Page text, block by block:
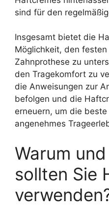
sind für den
Insgesamt bietet die
Möglichkeit, den
Zahnprothese zu
den Tragekomfort zu
die Anweisungen zur
befolgen und die
erneuern, um die
angenehmes
Warum
sollten Sie